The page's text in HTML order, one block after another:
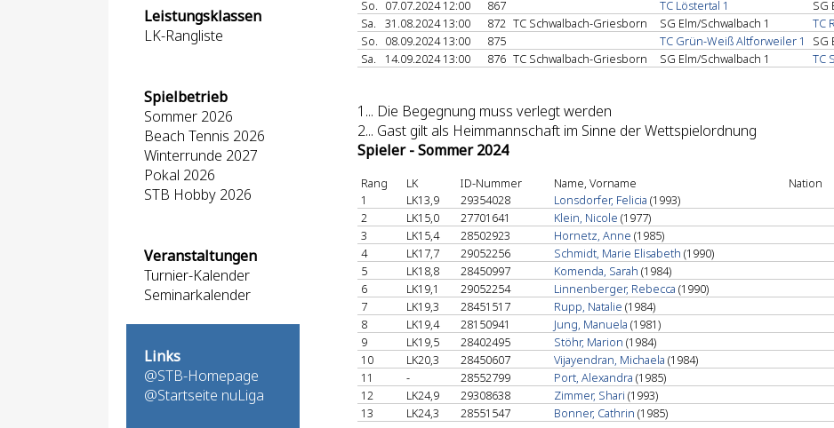
Leistungsklassen
LK-Rangliste
Spielbetrieb
Sommer 2026
Beach Tennis 2026
Winterrunde 2027
Pokal 2026
STB Hobby 2026
Veranstaltungen
Turnier-Kalender
Seminarkalender
Links
@STB-Homepage
@Startseite nuLiga
So. 07.07.2024 12:00 867 TC Löstertal 1 SG
Sa.
31.08.2024 13:00 872 TC Schwalbach-Griesborn SG Elm/Schwalbach 1 TC
So. 08.09.2024 13:00 875 TC Grün-Weiß Altforweiler 1 SG
Sa.
14.09.2024 13:00 876 TC Schwalbach-Griesborn SG Elm/Schwalbach 1 TC
1 ... Die Begegnung muss verlegt werden
2... Gast gilt als Heimmannschaft im Sinne der Wettspielordnung
Spieler - Sommer 2024
Rang LK ID-Nummer Name, Vorname Nation
1
LK13,9 29354028 Lonsdorfer, Felicia (1993)
2
LK15,0 27701641 Klein, Nicole (1977)
3
LK15,4 28502923 Hornetz, Anne (1985)
4
LK17,7 29052256 Schmidt, Marie Elisabeth (1990)
5
LK18,8 28450997 Komenda, Sarah (1984)
6
LK19,1 29052254 Linnenberger, Rebecca (1990)
7
LK19,3 28451517 Rupp, Natalie (1984)
8
LK19,4 28150941 Jung, Manuela (1981)
9
LK19,5 28402495 Stöhr, Marion (1984)
10
LK20,3 28450607 Vijayendran, Michaela (1984)
11
- 28552799 Port, Alexandra (1985)
12
LK24,9 29308638 Zimmer, Shari (1993)
13
LK24,3 28551547 Bonner, Cathrin (1985)